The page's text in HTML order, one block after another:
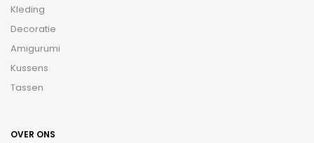
Kleding
Decoratie
Amigurumi
Kussens
Tassen
OVER ONS